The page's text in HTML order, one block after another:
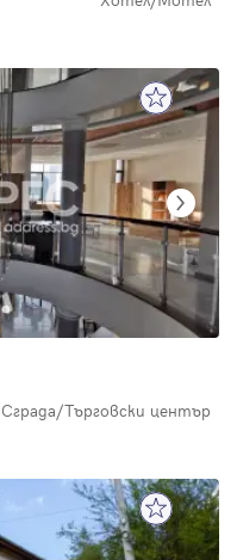
Търговски център